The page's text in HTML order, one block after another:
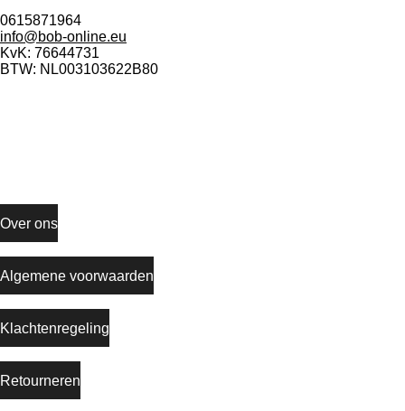
p
0615871964
info@bob-online.eu
KvK: 76644731
BTW: NL003103622B80
Over ons
Algemene voorwaarden
Klachtenregeling
Retourneren